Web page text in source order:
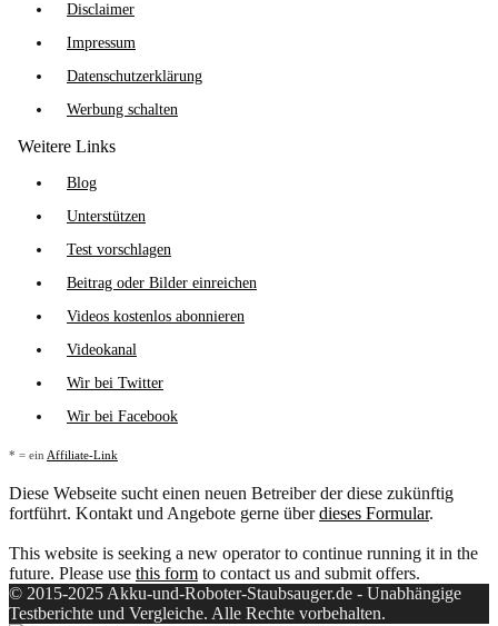
Disclaimer
Impressum
Datenschutzerklärung
Werbung schalten
Weitere Links
Blog
Unterstützen
Test vorschlagen
Beitrag oder Bilder einreichen
Videos kostenlos abonnieren
Videokanal
Wir bei Twitter
Wir bei Facebook
* = ein Affiliate-Link
Diese Webseite sucht einen neuen Betreiber der diese zukünftig
fortführt. Kontakt und Angebote gerne überdieses Formular.
This website is seeking a new operator to continue running it in the
future. Please use this form to contact us and submit offers.
© 2015-2025 Akku-und-Roboter-Staubsauger.de - Unabhängige
Testberichte und Vergleiche. Alle Rechte vorbehalten.